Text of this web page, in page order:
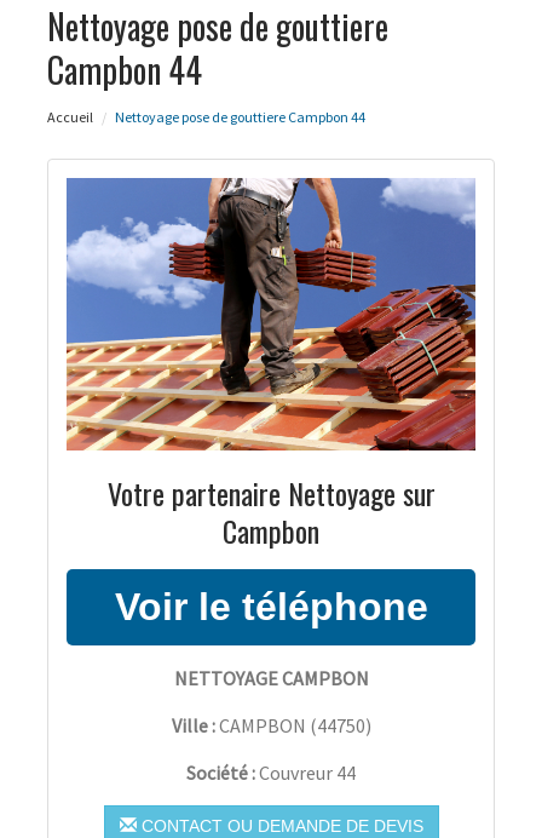
Nettoyage pose de gouttiere
Campbon 44
Accueil Nettoyage pose de gouttiere Campbon 44
Votre partenaire Nettoyage sur
Campbon
NETTOYAGE CAMPBON
Ville :CAMPBON (44750)
Société :Couvreur 44
CONTACT OU DEMANDE DE DEVIS